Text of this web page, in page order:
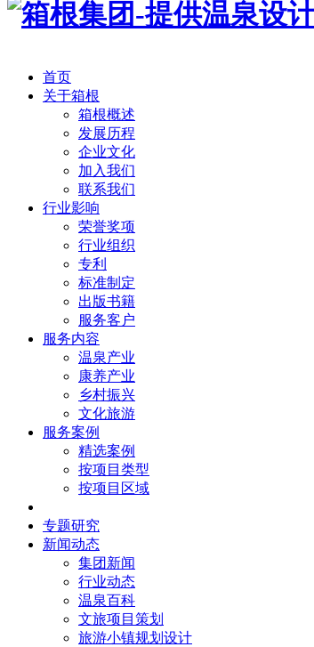
首页
关于箱根
箱根概述
发展历程
企业文化
加入我们
联系我们
行业影响
荣誉奖项
行业组织
专利
标准制定
出版书籍
服务客户
服务内容
温泉产业
康养产业
乡村振兴
文化旅游
服务案例
精选案例
按项目类型
按项目区域
专题研究
新闻动态
集团新闻
行业动态
温泉百科
文旅项目策划
旅游小镇规划设计